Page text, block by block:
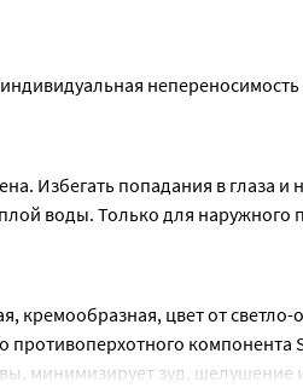
Избегать попадания в глаза
воды. Только для наружного
кремообразная, цвет от
противоперхотного
минимизирует зуд,